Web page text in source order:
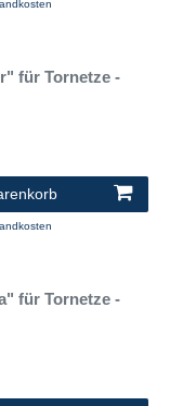
für Tornetze -
für Tornetze -